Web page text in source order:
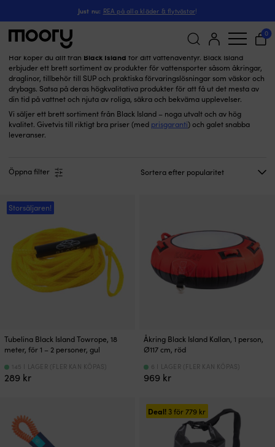
Just nu: REA på alla kläder & flytvästar!
Sök
efter:
0
Black Island
Här köper du allt från Black Island för ditt vattenäventyr. Black Island
erbjuder ett brett sortiment av produkter för vattensporter såsom åkringar,
draglinor, tillbehör till SUP och praktiska förvaringslösningar som väskor och
drybags. Satsa på deras högkvalitativa produkter för att få ut det mesta av
din tid på vattnet och njuta av roliga, säkra och bekväma upplevelser.
Vi säljer ett brett sortiment från Black Island – noga utvalt och av hög
kvalitet. Givetvis till riktigt bra priser (med prisgaranti) och galet snabba
leveranser.
Öppna filter
Storsäljaren!
Tubelina Black Island Towrope, 18
meter, för 1 – 2 personer, gul
289 kr
145 I LAGER (FLER KAN KÖPAS)
Åkring Black Island Kallan, 1 person,
Ø117 cm, röd
969 kr
6 I LAGER (FLER KAN KÖPAS)
Deal!3 för779 kr